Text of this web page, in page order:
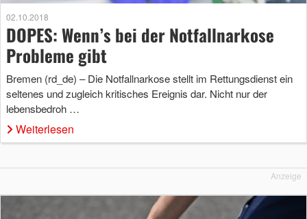
02.10.2018
DOPES: Wenn’s bei der Notfallnarkose
Probleme gibt
Bremen (rd_de) – Die Notfallnarkose stellt im Rettungsdienst ein
seltenes und zugleich kritisches Ereignis dar. Nicht nur der
lebensbedroh …
Weiterlesen
Anzeige